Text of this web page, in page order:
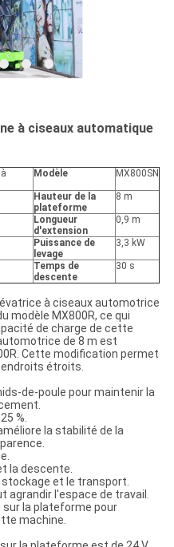
à ciseaux automatique
Modèle MX800SN
Hauteur de la
plateforme
8 m
Longueur
d'extension
0,9 m
Puissance de
levage
3,3 kW
Temps de
descente
30 s
à ciseaux automotrice
modèle MX800R, ce qui
de charge de cette
de 8 m est
Cette modification permet
endroits étroits.
de-poule pour maintenir la
%.
la stabilité de la
la descente.
et le transport.
agrandir l'espace de travail.
sur la plateforme pour
machine.